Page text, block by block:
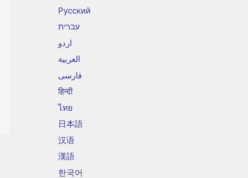
Русский
עברית
اردو
العربية
فارسی
हिन्दी
ไทย
日本語
汉语
漢語
한국어